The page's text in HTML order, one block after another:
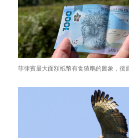
菲律賓最大面額紙幣有食猿鵰的圖象，後